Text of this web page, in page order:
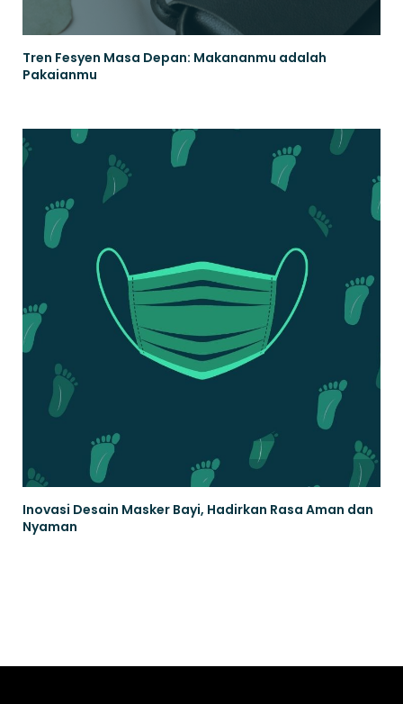
Tren Fesyen Masa Depan: Makananmu adalah
Pakaianmu
Inovasi Desain Masker Bayi, Hadirkan Rasa Aman dan
Nyaman